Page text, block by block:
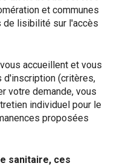
et communes
de lisibilité sur l'accès
accueillent et vous
d'inscription (critères,
votre demande, vous
individuel pour le
proposées
sanitaire, ces